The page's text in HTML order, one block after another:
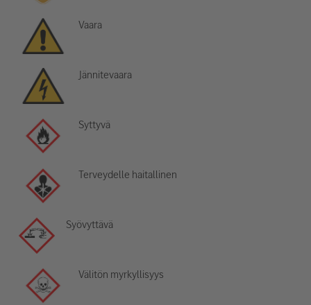
Vaara
Jännitevaara
Syttyvä
Terveydelle haitallinen
Syövyttävä
Välitön myrkyllisyys